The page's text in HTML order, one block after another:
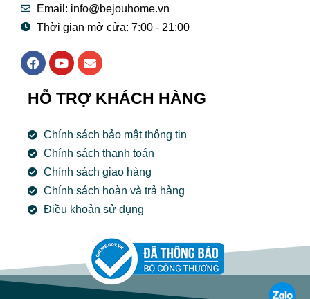
Email: info@bejouhome.vn
Thời gian mở cửa: 7:00 - 21:00
F
a
e
b
o
k
Y
o
t
u
e
E
n
e
l
p
e
HỖ TRỢ KHÁCH HÀNG
Chính sách bảo mật thông tin
Chính sách thanh toán
Chính sách giao hàng
Chính sách hoàn và trả hàng
Điều khoản sử dụng